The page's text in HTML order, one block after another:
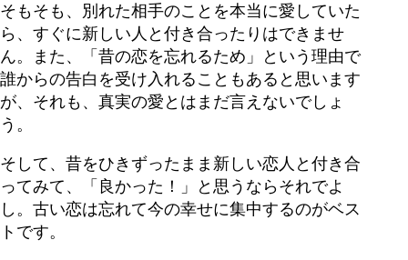
そもそも、別れた相手のことを本当に愛していた
ら、すぐに新しい人と付き合ったりはできませ
ん。また、「昔の恋を忘れるため」という理由で
誰からの告白を受け入れることもあると思います
が、それも、真実の愛とはまだ言えないでしょ
う。
そして、昔をひきずったまま新しい恋人と付き合
ってみて、「良かった！」と思うならそれでよ
し。古い恋は忘れて今の幸せに集中するのがベス
トです。